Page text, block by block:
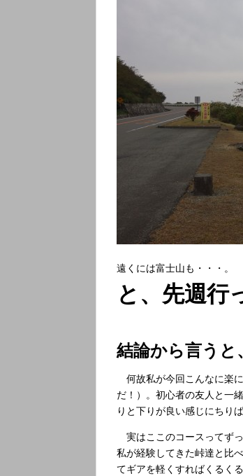
遠くには富士山も・・・。
と、先週行
結論から言う
何故私が今回こんなに楽
だ！）。初心者の友人と一
りと下りが良い感じにちり
実はここのコースってず
私が経験してきた峠達と比
てギアを軽くすればくるく